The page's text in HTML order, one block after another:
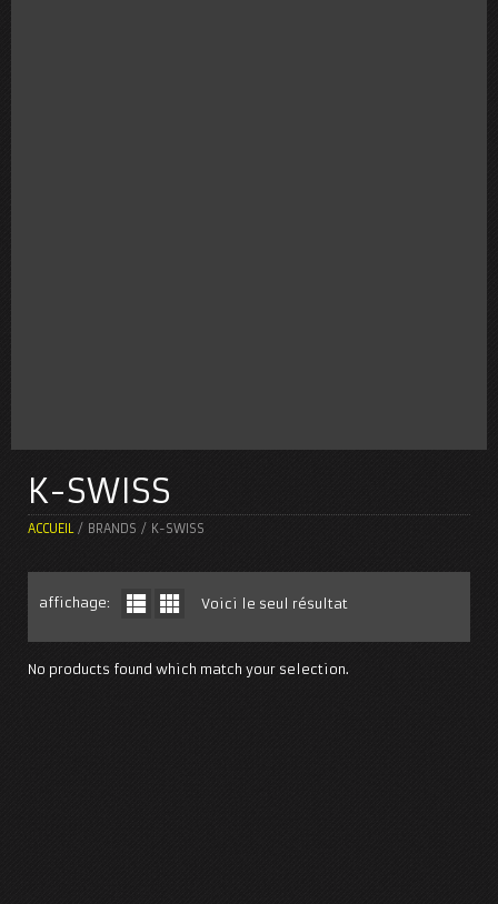
K-SWISS
ACCUEIL / BRANDS / K-SWISS
affichage: Voici le seul résultat
No products found which match your selection.